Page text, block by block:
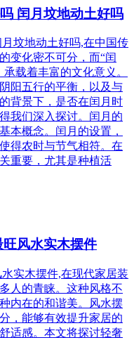
闰月坟地动土好吗
坟地动土好吗,在中国传
变化密不可分，而“闰
载着丰富的文化意义。
阳五行的平衡，以及与
背景下，是否在闰月时
我们深入探讨。闰月的
本概念。闰月的设置，
得农时与节气相符。在
重要，尤其是种植活
风水实木摆件
实木摆件,在现代家居装
人的青睐。这种风格不
内在的和谐美。风水摆
，能够有效提升家居的
适感。本文将探讨轻奢